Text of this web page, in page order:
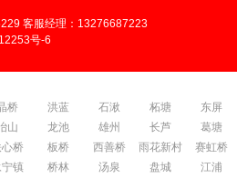
客服经理：13276687223
号-6
桥 洪蓝 石湫 柘塘
东屏
山 龙池 雄州 长芦
葛塘
桥 板桥 西善桥 雨花新村
赛虹桥
宁镇 桥林 汤泉 盘城
江浦